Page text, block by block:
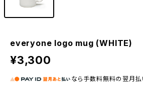
everyone logo mug (WHITE)
¥3,300
なら 手数料無料の 翌月払